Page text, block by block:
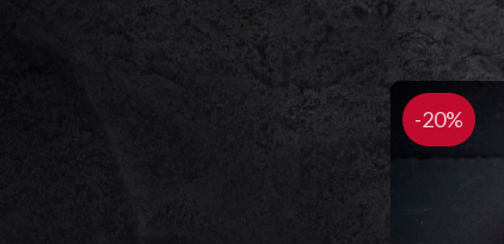
Forside Gunkan
-20%